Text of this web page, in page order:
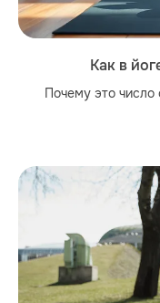
Как в
Почему это число